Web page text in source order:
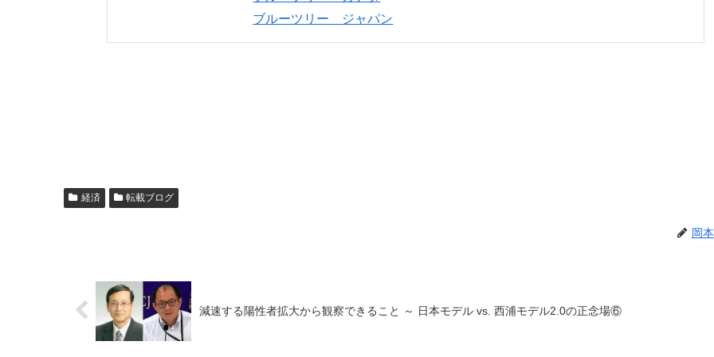
ブルーツリー ジャパン
経済 転載ブログ
岡
減速する陽性者拡大から観察できること ～ 日本モデル vs. 西浦モデル2.0の正念場⑥